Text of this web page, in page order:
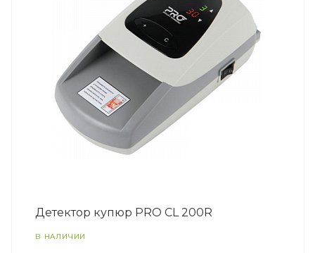
Детектор купюр PRO CL 200R
В НАЛИЧИИ